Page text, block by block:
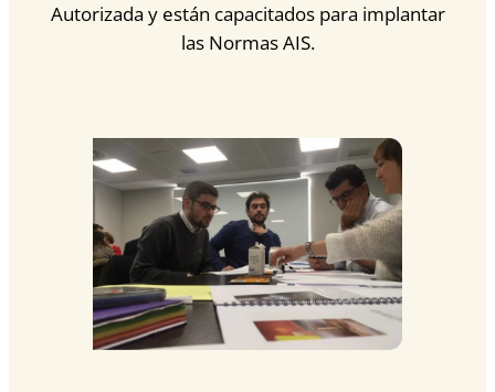
Autorizada y están capacitados para implantar
las Normas AIS.